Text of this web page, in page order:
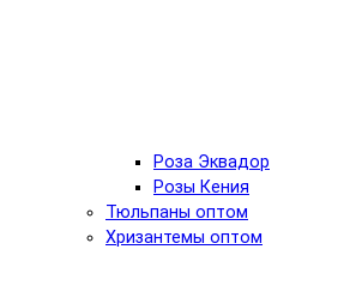
Роза Эквадор
Розы Кения
Тюльпаны оптом
Хризантемы оптом